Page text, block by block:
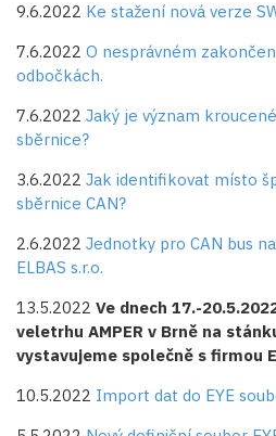
9.6.2022 Ke stažení nová verze
7.6.2022 O nesprávném
odbočkách.
7.6.2022 Jaký je význam
sběrnice?
3.6.2022 Jak identifikovat místo
sběrnice CAN?
2.6.2022 Jednotky pro CAN bus
ELBAS s.r.o.
13.5.2022 Ve dnech 17.-
veletrhu AMPER v Brně na
vystavujeme společně s firmou
10.5.2022 Import dat do EYE